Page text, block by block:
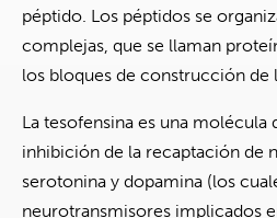
péptido. Los péptidos se
complejas, que se llaman
los bloques de construcción de
La tesofensina es una molécula
inhibición de la recaptación de
serotonina y dopamina (los
neurotransmisores implicados